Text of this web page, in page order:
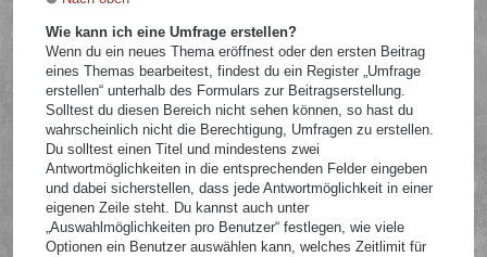
Wie kann ich eine Umfrage erstellen?
Wenn du ein neues Thema eröffnest oder den ersten Beitrag
eines Themas bearbeitest, findest du ein Register „Umfrage
erstellen“ unterhalb des Formulars zur Beitragserstellung.
Solltest du diesen Bereich nicht sehen können, so hast du
wahrscheinlich nicht die Berechtigung, Umfragen zu erstellen.
Du solltest einen Titel und mindestens zwei
Antwortmöglichkeiten in die entsprechenden Felder eingeben
und dabei sicherstellen, dass jede Antwortmöglichkeit in einer
eigenen Zeile steht. Du kannst auch unter
„Auswahlmöglichkeiten pro Benutzer“ festlegen, wie viele
Optionen ein Benutzer auswählen kann, welches Zeitlimit für